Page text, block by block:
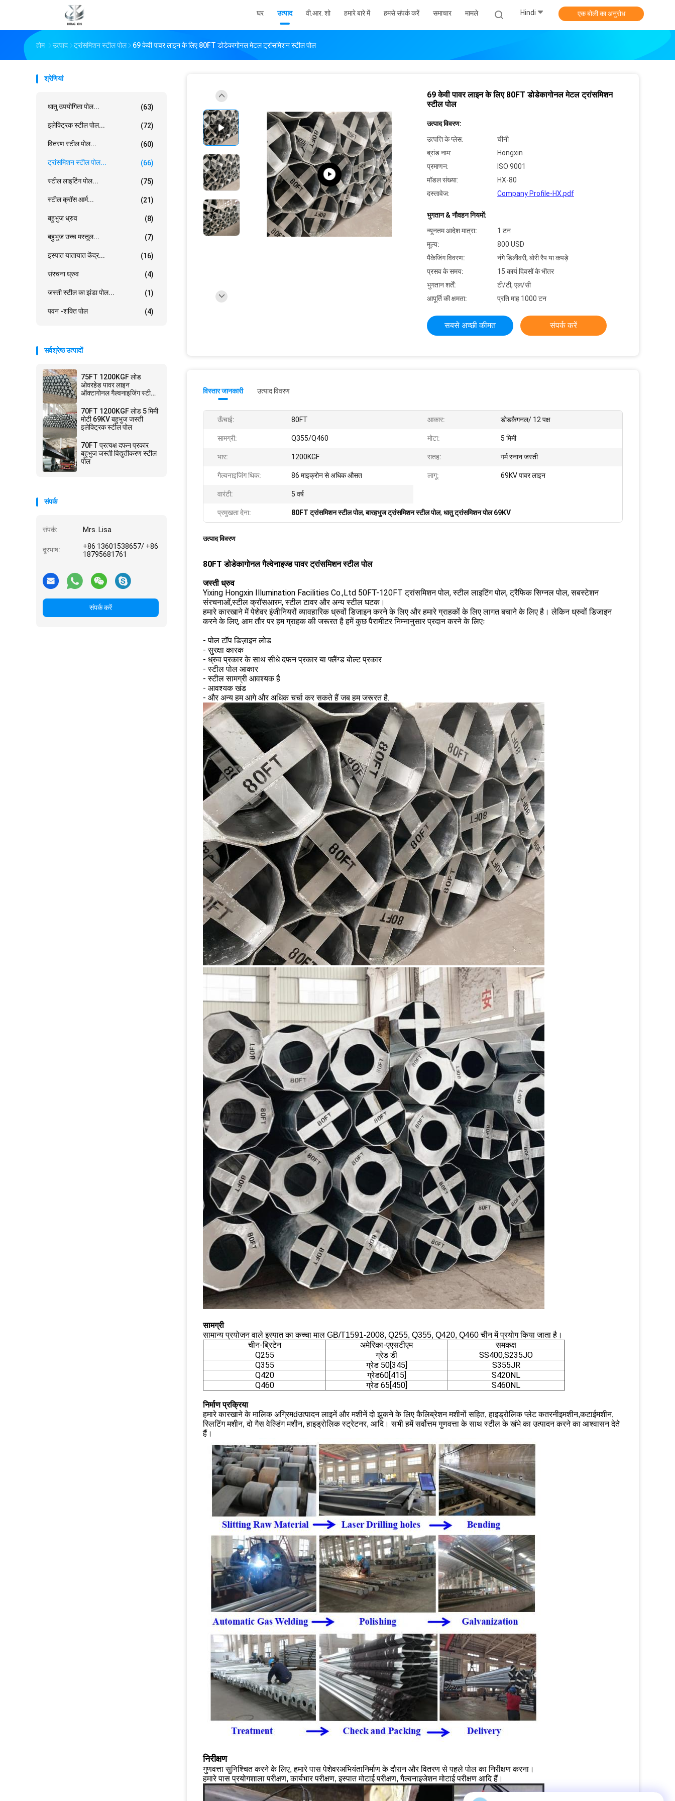
घर उत्पाद वी.आर. शो हमारे बारे में हमसे संपर्क करें समाचार मामले Hindi एक बोली का अनुरोध
होम उत्पाद ट्रांसमिशन स्टील पोल 69 केवी पावर लाइन के लिए 80FT डोडेकागोनल मेटल ट्रांसमिशन स्टील पोल
श्रेणियां
धातु उपयोगिता पोल... (63)
इलेक्ट्रिक स्टील पोल... (72)
वितरण स्टील पोल... (60)
ट्रांसमिशन स्टील पोल... (66)
स्टील लाइटिंग पोल... (75)
स्टील क्रॉस आर्म... (21)
बहुभुज ध्रुव (8)
बहुभुज उच्च मस्तूल... (7)
इस्पात यातायात केंद्र... (16)
संरचना ध्रुव (4)
जस्ती स्टील का झंडा पोल... (1)
पवन -शक्ति पोल (4)
सर्वश्रेष्ठ उत्पादों
75FT 1200KGF लोड
ओवरहेड पावर लाइन
ऑक्टागोनल गैल्वनाइजिंग स्टील
70FT 1200KGF लोड 5 मिमी
मोटी 69KV बहुभुज जस्ती
इलेक्ट्रिक स्टील पोल
70FT प्रत्यक्ष दफन प्रकार
बहुभुज जस्ती विद्युतीकरण स्टील
पोल
संपर्क
संपर्क: Mrs. Lisa
दूरभाष:
+86 13601538657/ +86
18795681761
संपर्क करें
69 केवी पावर लाइन के लिए 80FT डोडेकागोनल मेटल ट्रांसमिशन
स्टील पोल
उत्पाद विवरण:
उत्पत्ति के प्लेस:
चीनी
ब्रांड नाम:
Hongxin
प्रमाणन:
ISO 9001
मॉडल संख्या:
HX-80
दस्तावेज:
Company Profile-HX.pdf
भुगतान & नौवहन नियमों:
न्यूनतम आदेश मात्रा:
1 टन
मूल्य:
800 USD
पैकेजिंग विवरण:
नंगे डिलीवरी, बोरी रैप या कपड़े
प्रसव के समय:
15 कार्य दिवसों के भीतर
भुगतान शर्तें:
टी/टी, एल/सी
आपूर्ति की क्षमता:
प्रति माह 1000 टन
सबसे अच्छी कीमत संपर्क करें
विस्तार जानकारी उत्पाद विवरण
ऊँचाई: 80FT आकार: डोडकैगनल/ 12 पक्ष
सामग्री: Q355/Q460 मोटा: 5 मिमी
भार: 1200KGF सतह: गर्म स्नान जस्ती
गैल्वनाइजिंग थिक: 86 माइक्रोन से अधिक औसत लागू: 69KV पावर लाइन
वारंटी: 5 वर्ष
प्रमुखता देना: 80FT ट्रांसमिशन स्टील पोल,बारहभुज ट्रांसमिशन स्टील पोल, धातु ट्रांसमिशन पोल 69KV
उत्पाद विवरण
80FT डोडेकागोनल गैल्वेनाइज्ड पावर ट्रांसमिशन स्टील पोल
जस्ती ध्रुव
Yixing Hongxin Illumination Facilities Co.,Ltd 50FT-120FT ट्रांसमिशन पोल, स्टील लाइटिंग पोल, ट्रैफिक सिग्नल पोल, सबस्टेशन
संरचनाओं,स्टील क्रॉसआरम, स्टील टावर और अन्य स्टील घटक।
हमारे कारखाने में पेशेवर इंजीनियरों व्यावहारिक ध्रुवों डिजाइन करने के लिए और हमारे ग्राहकों के लिए लागत बचाने के लिए है। लेकिन ध्रुवों डिजाइन
करने के लिए, आम तौर पर हम ग्राहक की जरूरत है हमें कुछ पैरामीटर निम्नानुसार प्रदान करने के लिएः
- पोल टॉप डिज़ाइन लोड
- सुरक्षा कारक
- ध्रुव प्रकार के साथ सीधे दफन प्रकार या फ्लैंग्ड बोल्ट प्रकार
- स्टील पोल आकार
- स्टील सामग्री आवश्यक है
- आवश्यक खंड
- और अन्य हम आगे और अधिक चर्चा कर सकते हैं जब हम जरूरत है.
सामग्री
सामान्य प्रयोजन वाले इस्पात का कच्चा माल GB/T1591-2008, Q255, Q355, Q420, Q460 चीन में प्रयोग किया जाता है।
चीन-ब्रिटेन अमेरिका-एएसटीएम
समकक्ष
Q255
ग्रेड डी
SS400,S235JO
Q355
ग्रेड 50[345]
S355JR
Q420
ग्रेड60[415]
S420NL
Q460
ग्रेड 65[450] S460NL
निर्माण प्रक्रिया
हमारे कारखाने के मालिक अग्रिमdउत्पादन लाइनें और मशीनें दो झुकने के लिए कैलिब्रेशन मशीनों सहित, हाइड्रोलिक प्लेट कतरनीइमशीन,कटाईमशीन,
स्लिटिंग मशीन, दो गैस वेल्डिंग मशीन, हाइड्रोलिक स्ट्रेटनर, आदि। सभी हमें सर्वोत्तम गुणवत्ता के साथ स्टील के खंभे का उत्पादन करने का आश्वासन देते
हैं।
निरीक्षण
गुणवत्ता सुनिश्चित करने के लिए, हमारे पास पेशेवरअभियंतानिर्माण के दौरान और वितरण से पहले पोल का निरीक्षण करना।
हमारे पास प्रयोगशाला परीक्षण, कार्यभार परीक्षण, इस्पात मोटाई परीक्षण, गैल्वनाइजेशन मोटाई परीक्षण आदि हैं।